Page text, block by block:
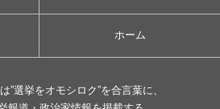
ホーム
”選挙をオモシロク”を合言葉に、